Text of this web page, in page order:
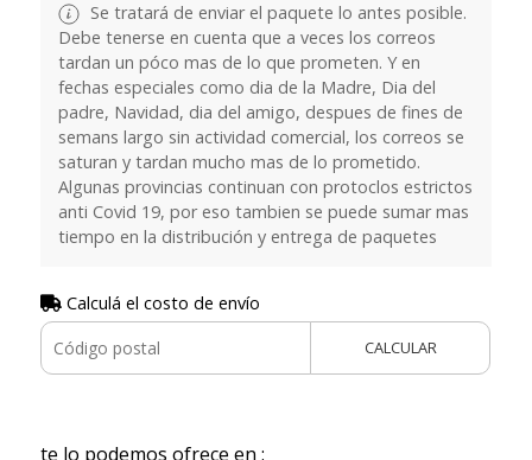
Se tratará de enviar el paquete lo antes posible.
Debe tenerse en cuenta que a veces los correos
tardan un póco mas de lo que prometen. Y en
fechas especiales como dia de la Madre, Dia del
padre, Navidad, dia del amigo, despues de fines de
semans largo sin actividad comercial, los correos se
saturan y tardan mucho mas de lo prometido.
Algunas provincias continuan con protoclos estrictos
anti Covid 19, por eso tambien se puede sumar mas
tiempo en la distribución y entrega de paquetes
Calculá el costo de envío
CALCULAR
te lo podemos ofrece en :